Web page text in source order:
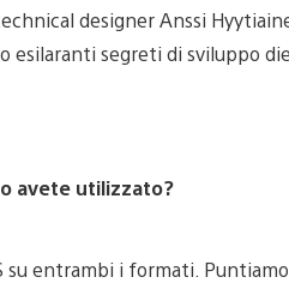
designer Anssi
esilaranti segreti di sviluppo
avete utilizzato?
entrambi i formati. Puntiamo